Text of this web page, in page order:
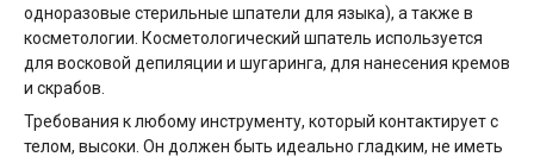
одноразовые стерильные шпатели для языка), а также в
косметологии. Косметологический шпатель используется
для восковой депиляции и шугаринга, для нанесения кремов
и скрабов.
Требования к любому инструменту, который контактирует с
телом, высоки. Он должен быть идеально гладким, не иметь